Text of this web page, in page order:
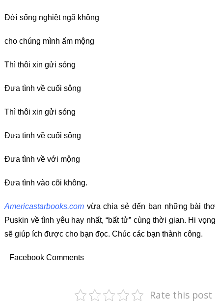
Đời sống nghiệt ngã không
cho chúng mình ấm mộng
Thì thôi xin gửi sóng
Đưa tình về cuối sông
Thì thôi xin gửi sóng
Đưa tình về cuối sông
Đưa tình về với mộng
Đưa tình vào cõi không.
Americastarbooks.comvừa chia sẻ đến bạn những bài thơ
Puskin về tình yêu hay nhất, “bất tử” cùng thời gian. Hi vọng
sẽ giúp ích được cho bạn đọc. Chúc các bạn thành công.
Facebook Comments
Rate this post